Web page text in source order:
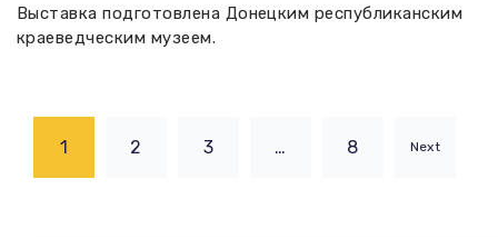
Выставка подготовлена Донецким республиканским
краеведческим музеем.
1 2 3 … 8 Next